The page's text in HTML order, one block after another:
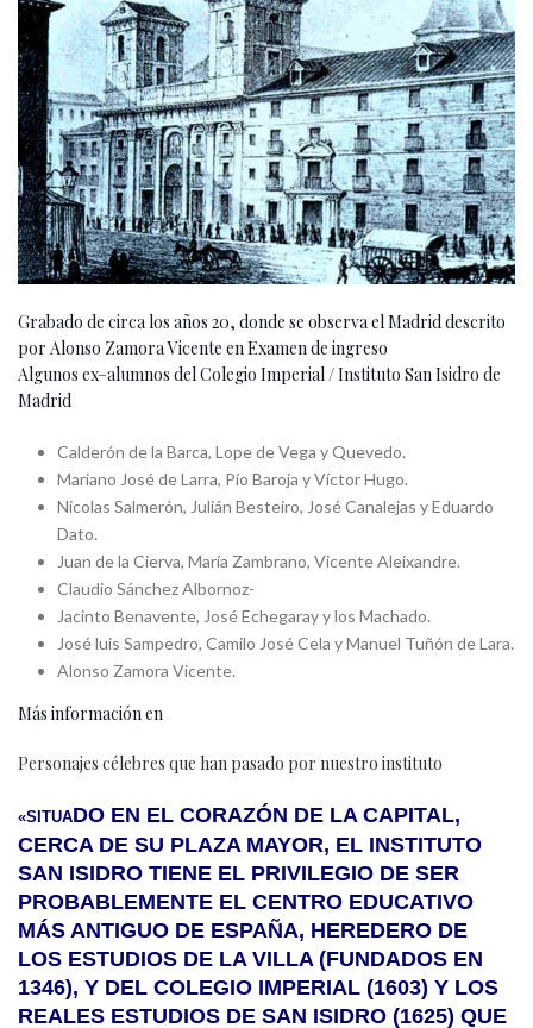
Grabado de circa los años 20, donde se observa el Madrid descrito
por Alonso Zamora Vicente en Examen de ingreso
Algunos ex–alumnos del Colegio Imperial / Instituto San Isidro de
Madrid
Calderón de la Barca, Lope de Vega y Quevedo.
Mariano José de Larra, Pío Baroja y Víctor Hugo.
Nicolas Salmerón, Julián Besteiro, José Canalejas y Eduardo
Dato.
Juan de la Cierva, María Zambrano, Vicente Aleixandre.
Claudio Sánchez Albornoz-
Jacinto Benavente, José Echegaray y los Machado.
José luis Sampedro, Camilo José Cela y Manuel Tuñón de Lara.
Alonso Zamora Vicente.
Más información en
Personajes célebres que han pasado por nuestro instituto
«SITUADO EN EL CORAZÓN DE LA CAPITAL,
CERCA DE SU PLAZA MAYOR, EL INSTITUTO
SAN ISIDRO TIENE EL PRIVILEGIO DE SER
PROBABLEMENTE EL CENTRO EDUCATIVO
MÁS ANTIGUO DE ESPAÑA, HEREDERO DE
LOS ESTUDIOS DE LA VILLA (FUNDADOS EN
1346), Y DEL COLEGIO IMPERIAL (1603) Y LOS
REALES ESTUDIOS DE SAN ISIDRO (1625) QUE